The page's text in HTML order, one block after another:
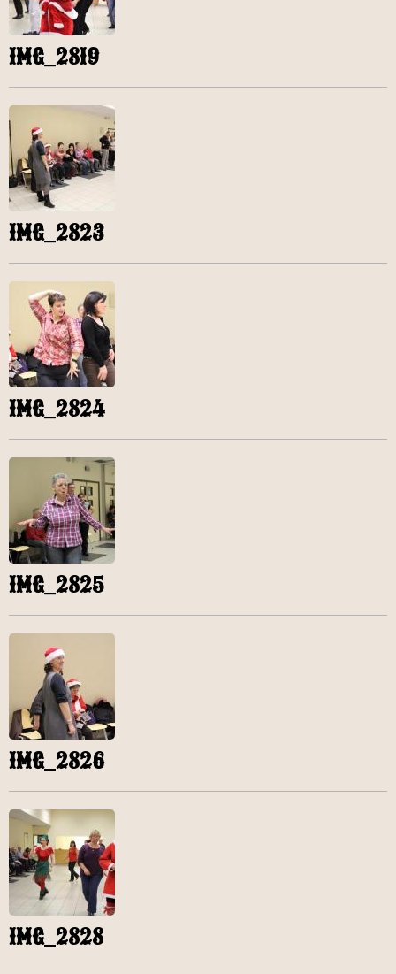
IMG_2819
IMG_2823
IMG_2824
IMG_2825
IMG_2826
IMG_2828